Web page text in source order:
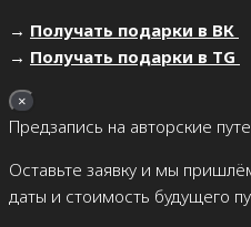
→ Получать подарки в ВК
→ Получать подарки в TG
×
Предзапись на авторские
Оставьте заявку и мы
даты и стоимость будущего